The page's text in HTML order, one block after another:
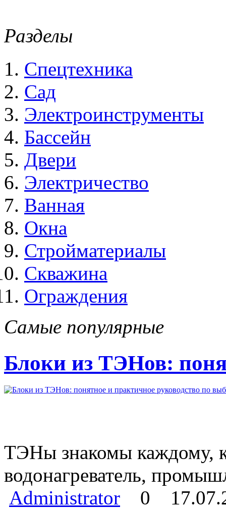
Разделы
Спецтехника
Сад
Электроинструменты
Бассейн
Двери
Электричество
Ванная
Окна
Стройматериалы
Скважина
Ограждения
Самые популярные
Блоки из ТЭНов:
ТЭНы знакомы каждому,
водонагреватель,
Administrator
0